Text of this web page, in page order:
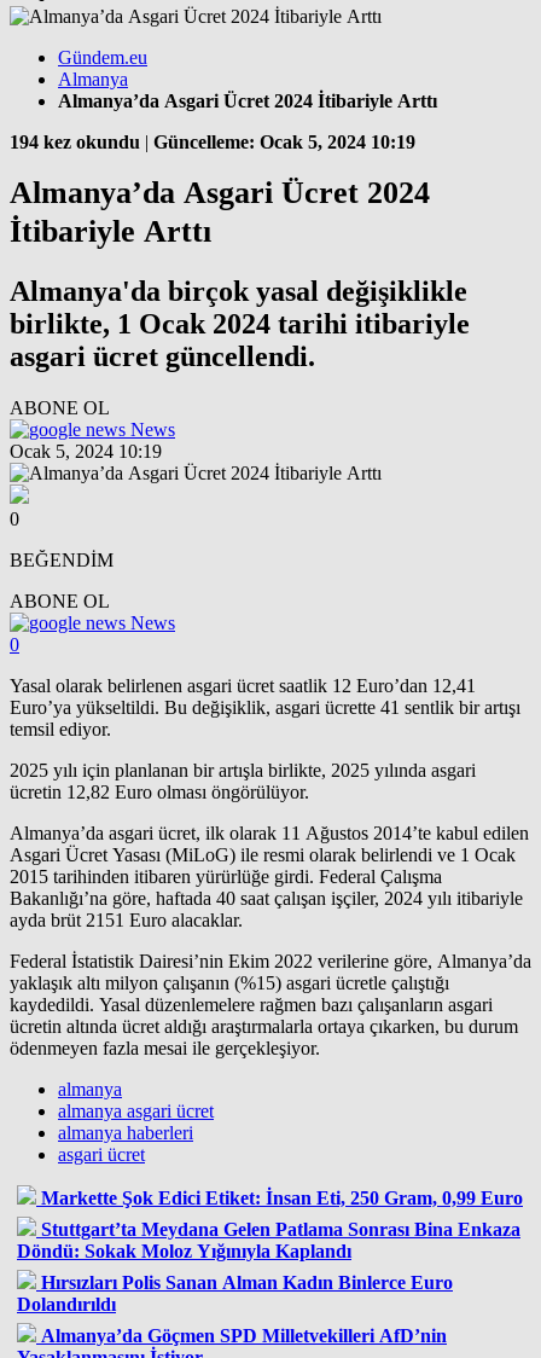
Gündem.eu
Almanya
Almanya’da Asgari Ücret 2024 İtibariyle Arttı
194 kez okundu | Güncelleme: Ocak 5, 2024 10:19
Almanya’da Asgari Ücret 2024
İtibariyle Arttı
Almanya'da birçok yasal değişiklikle
birlikte, 1 Ocak 2024 tarihi itibariyle
asgari ücret güncellendi.
ABONE OL
News
Ocak 5, 2024 10:19
0
BEĞENDİM
ABONE OL
News
0
Yasal olarak belirlenen asgari ücret saatlik 12 Euro’dan 12,41
Euro’ya yükseltildi. Bu değişiklik, asgari ücrette 41 sentlik bir artışı
temsil ediyor.
2025 yılı için planlanan bir artışla birlikte, 2025 yılında asgari
ücretin 12,82 Euro olması öngörülüyor.
Almanya’da asgari ücret, ilk olarak 11 Ağustos 2014’te kabul edilen
Asgari Ücret Yasası (MiLoG) ile resmi olarak belirlendi ve 1 Ocak
2015 tarihinden itibaren yürürlüğe girdi. Federal Çalışma
Bakanlığı’na göre, haftada 40 saat çalışan işçiler, 2024 yılı itibariyle
ayda brüt 2151 Euro alacaklar.
Federal İstatistik Dairesi’nin Ekim 2022 verilerine göre, Almanya’da
yaklaşık altı milyon çalışanın (%15) asgari ücretle çalıştığı
kaydedildi. Yasal düzenlemelere rağmen bazı çalışanların asgari
ücretin altında ücret aldığı araştırmalarla ortaya çıkarken, bu durum
ödenmeyen fazla mesai ile gerçekleşiyor.
almanya
almanya asgari ücret
almanya haberleri
asgari ücret
Markette Şok Edici Etiket: İnsan Eti, 250 Gram, 0,99 Euro
Stuttgart’ta Meydana Gelen Patlama Sonrası Bina Enkaza
Döndü: Sokak Moloz Yığınıyla Kaplandı
Hırsızları Polis Sanan Alman Kadın Binlerce Euro
Dolandırıldı
Almanya’da Göçmen SPD Milletvekilleri AfD’nin